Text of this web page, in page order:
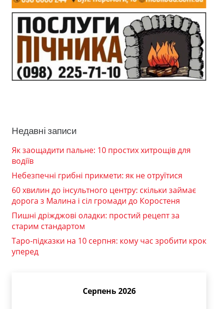
Недавні записи
Як заощадити пальне: 10 простих хитрощів для
водіїв
Небезпечні грибні прикмети: як не отруїтися
60 хвилин до інсультного центру: скільки займає
дорога з Малина і сіл громади до Коростеня
Пишні дріжджові оладки: простий рецепт за
старим стандартом
Таро-підказки на 10 серпня: кому час зробити крок
уперед
Серпень 2026